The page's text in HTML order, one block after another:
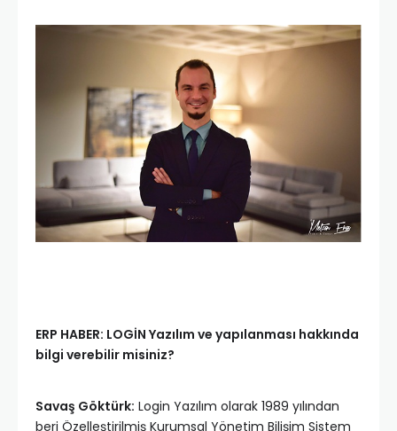
ERP HABER: LOGİN Yazılım ve yapılanması hakkında
bilgi verebilir misiniz?
Savaş Göktürk: Login Yazılım olarak 1989 yılından
beri Özelleştirilmiş Kurumsal Yönetim Bilişim Sistem